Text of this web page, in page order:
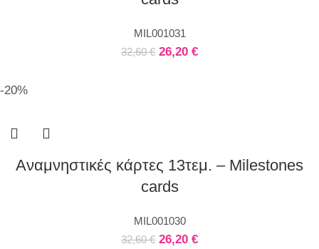
MIL001031
32,60€ 26,20 €
-20%
Αναμνηστικές κάρτες 13τεμ. – Milestones
cards
MIL001030
32,60€ 26,20 €